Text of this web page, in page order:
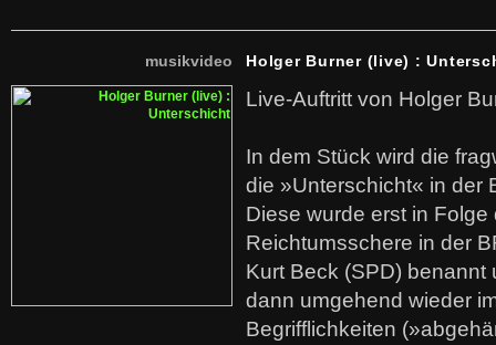
musikvideo Holger Burner (live) :
Live-Auftritt von Holger
In dem Stück wird die
die »Unterschicht« in der
Diese wurde erst in
Reichtumsschere in der
Kurt Beck (SPD)
dann umgehend wieder
Begrifflichkeiten